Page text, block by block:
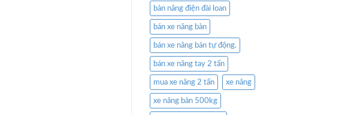
bàn nâng điện đài loan
bán xe nâng bàn
bán xe nâng bán tự động.
bán xe nâng tay 2 tấn
mua xe nâng 2 tấn xe nâng
xe nâng bàn 500kg